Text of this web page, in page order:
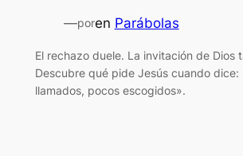
—poren Parábolas
El rechazo duele. La invitación de Dios
Descubre qué pide Jesús cuando dice:
llamados, pocos escogidos».